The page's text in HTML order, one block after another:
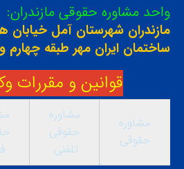
واحد مشاوره حقوقی مازندران:
مازندران شهرستان آمل خیابان
ساختمان ایران مهر طبقه چهارم
قوانین و مقررات
مشاوره
حقوقی
مشاوره
حقوقی
تلفنی